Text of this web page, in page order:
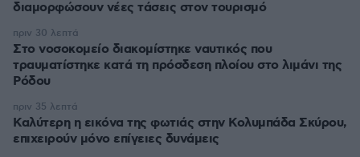
διαμορφώσουν νέες τάσεις στον τουρισμό
Στο νοσοκομείο διακομίστηκε ναυτικός που
τραυματίστηκε κατά τη πρόσδεση πλοίου στο λιμάνι της
Ρόδου
πριν 30 λεπτά
Καλύτερη η εικόνα της φωτιάς στην Κολυμπάδα Σκύρου,
επιχειρούν μόνο επίγειες δυνάμεις
πριν 35 λεπτά